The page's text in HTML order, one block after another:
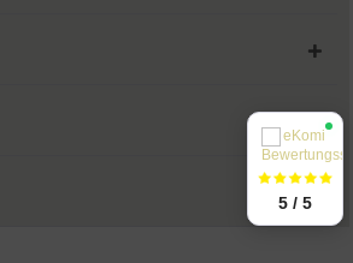
5 / 5